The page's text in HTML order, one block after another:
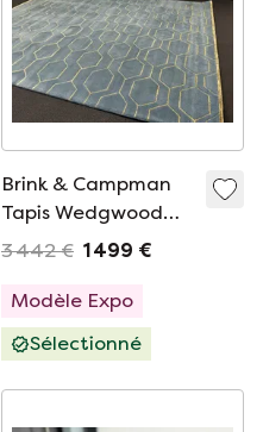
Brink & Campman
Tapis Wedgwood
Arris Teal
3 442 € 1 499 €
Modèle Expo
Sélectionné